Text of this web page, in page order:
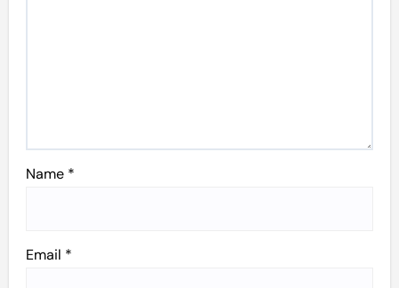
Name *
Email *